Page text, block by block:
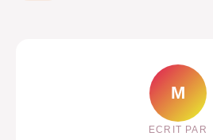
M
ECRIT PAR